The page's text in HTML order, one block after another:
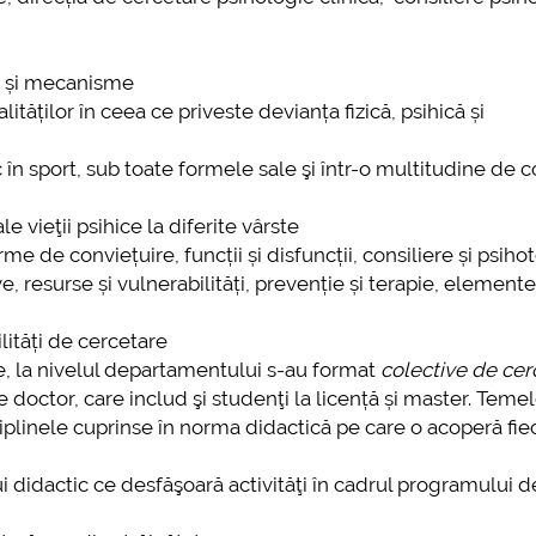
mecanisme
în ceea ce priveste devianța fizică, psihică și
sport, sub toate formele sale şi într-o multitudine de
vieţii psihice la diferite vârste
de conviețuire, funcții și disfuncții, consiliere și
resurse și vulnerabilități, prevenție și terapie,
de cercetare
la nivelul departamentului s-au format colective de
care includ şi studenţi la licență și master.
cuprinse în norma didactică pe care o acoperă
ce desfăşoară activităţi în cadrul programului